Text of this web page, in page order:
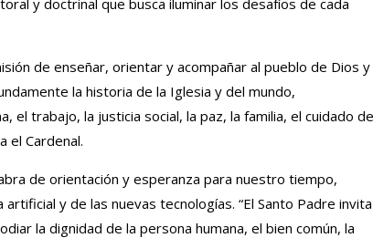
de enseñar, orientar y acompañar al pueblo de Dios y
la historia de la Iglesia y del mundo,
el trabajo, la justicia social, la paz, la familia, el cuidado de
el Cardenal.
de orientación y esperanza para nuestro tiempo,
y de las nuevas tecnologías. “El Santo Padre
la dignidad de la persona humana, el bien común, la